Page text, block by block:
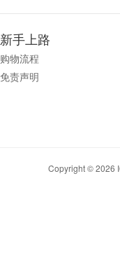
新手上路
购物流程
免责声明
Copyright © 2026